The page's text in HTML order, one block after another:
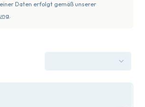
Daten erfolgt gemäß unserer
.